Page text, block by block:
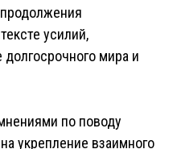
усилий,
мира и
по поводу
укрепление взаимного